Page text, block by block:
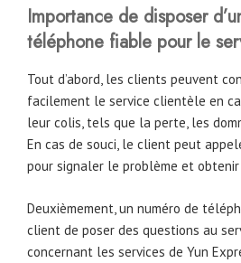
Importance de disposer
téléphone fiable pour le
Tout d’abord, les clients peuvent
facilement le service clientèle en
leur colis, tels que la perte, les
En cas de souci, le client peut
pour signaler le problème et obtenir
Deuxièmement, un numéro de
client de poser des questions au
concernant les services de Yun